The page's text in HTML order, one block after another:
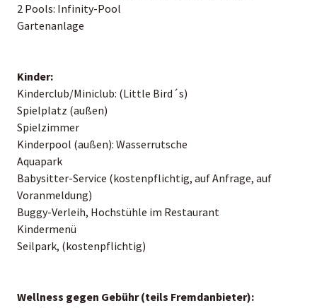
2 Pools: Infinity-Pool
Gartenanlage
Kinder:
Kinderclub/Miniclub: (Little Bird´s)
Spielplatz (außen)
Spielzimmer
Kinderpool (außen): Wasserrutsche
Aquapark
Babysitter-Service (kostenpflichtig, auf Anfrage, auf
Voranmeldung)
Buggy-Verleih, Hochstühle im Restaurant
Kindermenü
Seilpark, (kostenpflichtig)
Wellness gegen Gebühr (teils Fremdanbieter):